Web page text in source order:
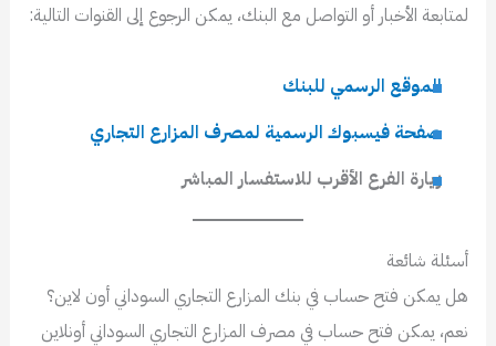
لمتابعة الأخبار أو التواصل مع البنك، يمكن الرجوع إلى القنوات التالية:
الموقع الرسمي للبنك
صفحة فيسبوك الرسمية لمصرف المزارع التجاري
زيارة الفرع الأقرب للاستفسار المباشر
أسئلة شائعة
هل يمكن فتح حساب في بنك المزارع التجاري السوداني أون لاين؟
نعم، يمكن فتح حساب في مصرف المزارع التجاري السوداني أونلاين